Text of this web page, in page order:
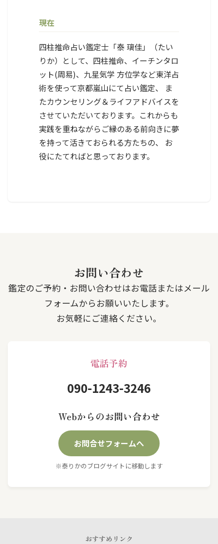
現在
四柱推命占い鑑定士「泰 璃佳」（たい
りか）として、四柱推命、イーチンタロ
ット(周易)、九星気学 方位学など東洋占
術を使って京都嵐山にて占い鑑定、 ま
たカウンセリング＆ライフアドバイスを
させていただいております。これからも
実践を重ねながらご縁のある前向きに夢
を持って活きておられる方たちの、 お
役にたてればと思っております。
お問い合わせ
鑑定のご予約・お問い合わせはお電話またはメール
フォームからお願いいたします。
お気軽にご連絡ください。
電話予約
090-1243-3246
Webからのお問い合わせ
お問合せフォームへ
※泰りかのブログサイトに移動します
おすすめリンク